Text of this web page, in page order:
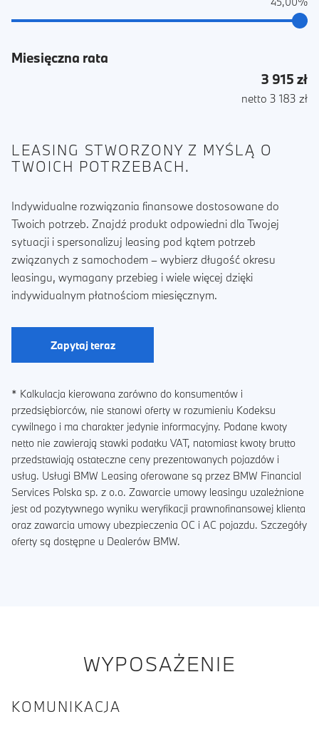
Miesięczna rata
3 915 zł
netto 3 183 zł
LEASING STWORZONY Z MYŚLĄ O
TWOICH POTRZEBACH.
Indywidualne rozwiązania finansowe dostosowane do
Twoich potrzeb. Znajdź produkt odpowiedni dla Twojej
sytuacji i spersonalizuj leasing pod kątem potrzeb
związanych z samochodem – wybierz długość okresu
leasingu, wymagany przebieg i wiele więcej dzięki
indywidualnym płatnościom miesięcznym.
Zapytaj teraz
* Kalkulacja kierowana zarówno do konsumentów i
przedsiębiorców, nie stanowi oferty w rozumieniu Kodeksu
cywilnego i ma charakter jedynie informacyjny. Podane kwoty
netto nie zawierają stawki podatku VAT, natomiast kwoty brutto
przedstawiają ostateczne ceny prezentowanych pojazdów i
usług. Usługi BMW Leasing oferowane są przez BMW Financial
Services Polska sp. z o.o. Zawarcie umowy leasingu uzależnione
jest od pozytywnego wyniku weryfikacji prawnofinansowej klienta
oraz zawarcia umowy ubezpieczenia OC i AC pojazdu. Szczegóły
oferty są dostępne u Dealerów BMW.
WYPOSAŻENIE
KOMUNIKACJA